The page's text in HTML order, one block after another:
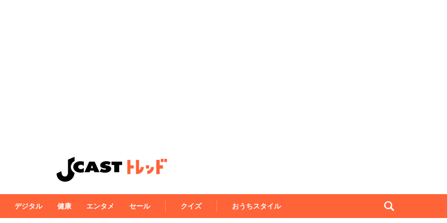
デジタル 健康 エンタメ セール クイズ おうちスタイル